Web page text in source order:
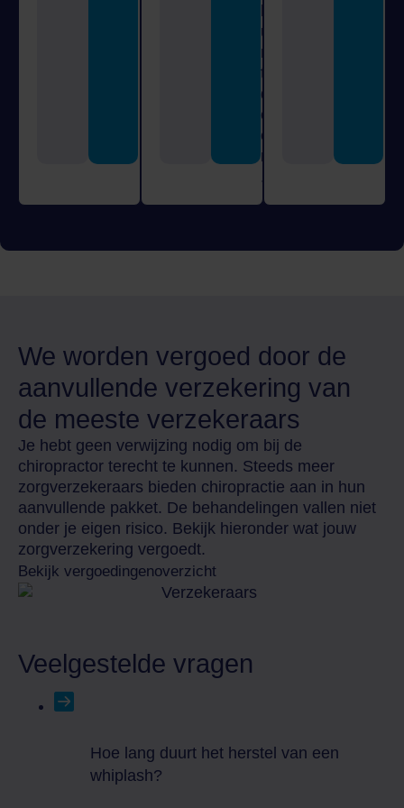
k
u
n
t
d
o
e
n
We worden vergoed door de
aanvullende verzekering van
de meeste verzekeraars
Je hebt geen verwijzing nodig om bij de
chiropractor terecht te kunnen. Steeds meer
zorgverzekeraars bieden chiropractie aan in hun
aanvullende pakket. De behandelingen vallen niet
onder je eigen risico. Bekijk hieronder wat jouw
zorgverzekering vergoedt.
Bekijk vergoedingenoverzicht
Veelgestelde vragen
Hoe lang duurt het herstel van een
whiplash?